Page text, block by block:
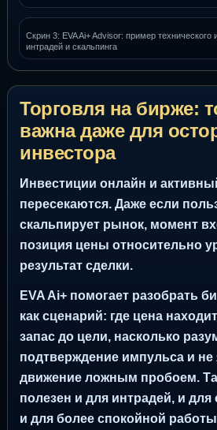
Скрин 3: EVA Ai+ Advisor: пример технического
интрадей и скальпинга
Торговля на бирже:
важна даже для
инвестора
Инвестиции онлайн и
пересекаются. Даже если
скальпирует рынок, момент
позиция цены относительно
результат сделки.
EVA Ai+ помогает разобрать
как сценарий: где цена
запас до цели, насколько
подтверждение импульса и не
движение ложным пробоем.
полезен и для интрадей, и для
и для более спокойной